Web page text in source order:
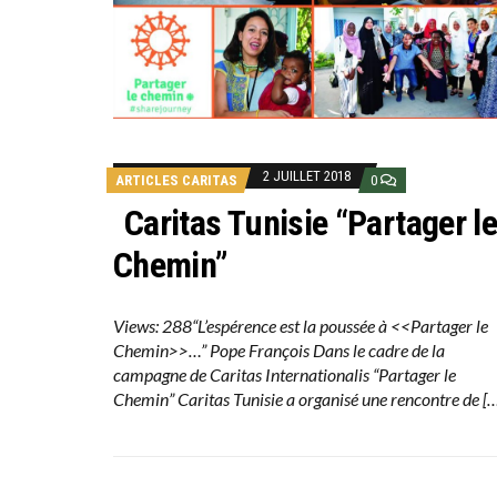
ARTICLES CARITAS 2 JUILLET 2018 0
Caritas Tunisie “Partager le
Chemin”
Views: 288“L’espérence est la poussée à <<Partager le
Chemin>>…” Pope François Dans le cadre de la
campagne de Caritas Internationalis “Partager le
Chemin” Caritas Tunisie a organisé une rencontre de